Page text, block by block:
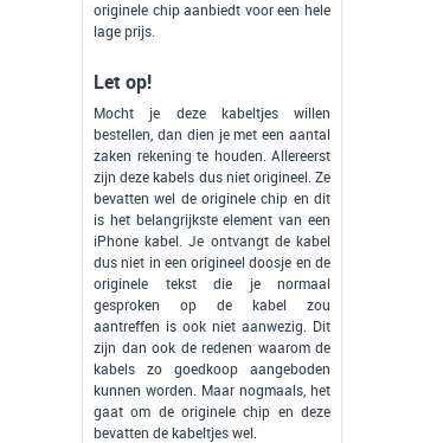
originele chip aanbiedt voor een hele
lage prijs.
Let op!
Mocht je deze kabeltjes willen
bestellen, dan dien je met een aantal
zaken rekening te houden. Allereerst
zijn deze kabels dus niet origineel. Ze
bevatten wel de originele chip en dit
is het belangrijkste element van een
iPhone kabel. Je ontvangt de kabel
dus niet in een origineel doosje en de
originele tekst die je normaal
gesproken op de kabel zou
aantreffen is ook niet aanwezig. Dit
zijn dan ook de redenen waarom de
kabels zo goedkoop aangeboden
kunnen worden. Maar nogmaals, het
gaat om de originele chip en deze
bevatten de kabeltjes wel.